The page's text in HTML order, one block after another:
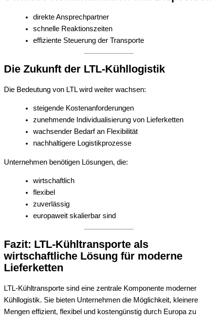
direkte Ansprechpartner
schnelle Reaktionszeiten
effiziente Steuerung der Transporte
Die Zukunft der LTL-Kühllogistik
Die Bedeutung von LTL wird weiter wachsen:
steigende Kostenanforderungen
zunehmende Individualisierung von Lieferketten
wachsender Bedarf an Flexibilität
nachhaltigere Logistikprozesse
Unternehmen benötigen Lösungen, die:
wirtschaftlich
flexibel
zuverlässig
europaweit skalierbar sind
Fazit: LTL-Kühltransporte als
wirtschaftliche Lösung für moderne
Lieferketten
LTL-Kühltransporte sind eine zentrale Komponente moderner
Kühllogistik. Sie bieten Unternehmen die Möglichkeit, kleinere
Mengen effizient, flexibel und kostengünstig durch Europa zu